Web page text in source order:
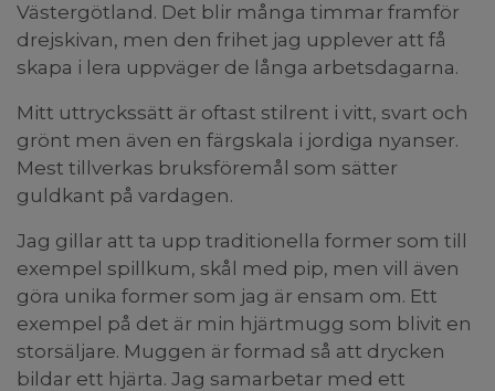
Västergötland. Det blir många timmar framför
drejskivan, men den frihet jag upplever att få
skapa i lera uppväger de långa arbetsdagarna.
Mitt uttryckssätt är oftast stilrent i vitt, svart och
grönt men även en färgskala i jordiga nyanser.
Mest tillverkas bruksföremål som sätter
guldkant på vardagen.
Jag gillar att ta upp traditionella former som till
exempel spillkum, skål med pip, men vill även
göra unika former som jag är ensam om. Ett
exempel på det är min hjärtmugg som blivit en
storsäljare. Muggen är formad så att drycken
bildar ett hjärta. Jag samarbetar med ett